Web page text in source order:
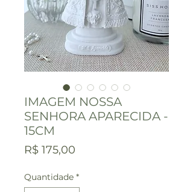
IMAGEM NOSSA
SENHORA APARECIDA -
15CM
R$ 175,00
Quantidade *